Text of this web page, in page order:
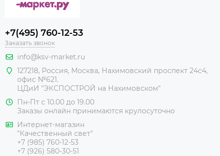
+7(495) 760-12-53
Заказать звонок
info@ksv-market.ru
127218, Россия, Москва, Нахимовский проспект 24с4,
офис №621.
ЦДиИ "ЭКСПОСТРОЙ на Нахимовском"
Пн-Пт с 10.00 до 19.00
Заказы онлайн принимаются крулосуточно
Интернет-магазин
"Качественный свет"
+7 (985) 760-12-53
+7 (926) 580-30-51